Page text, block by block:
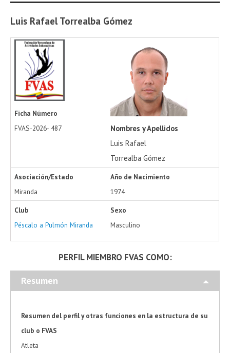
Luis Rafael Torrealba Gómez
Ficha Número
FVAS-2026- 487
Nombres y Apellidos
Luis Rafael
Torrealba Gómez
Asociación/Estado
Miranda
Año de Nacimiento
1974
Club
Péscalo a Pulmón Miranda
Sexo
Masculino
PERFIL MIEMBRO FVAS COMO:
Resumen
Resumen del perfil y otras funciones en la estructura de su
club o FVAS
Atleta